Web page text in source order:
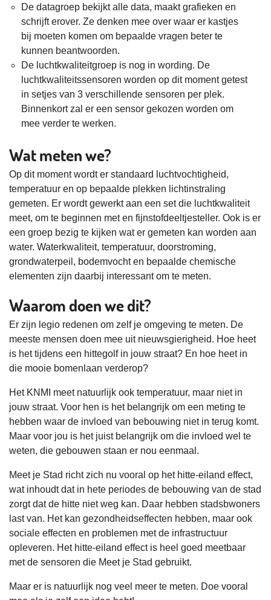
De datagroep bekijkt alle data, maakt grafieken en
schrijft erover. Ze denken mee over waar er kastjes
bij moeten komen om bepaalde vragen beter te
kunnen beantwoorden.
De luchtkwaliteitgroep is nog in wording. De
luchtkwaliteitssensoren worden op dit moment getest
in setjes van 3 verschillende sensoren per plek.
Binnenkort zal er een sensor gekozen worden om
mee verder te werken.
Wat meten we?
Op dit moment wordt er standaard luchtvochtigheid,
temperatuur en op bepaalde plekken lichtinstraling
gemeten. Er wordt gewerkt aan een set die luchtkwaliteit
meet, om te beginnen met en fijnstofdeeltjesteller. Ook is er
een groep bezig te kijken wat er gemeten kan worden aan
water. Waterkwaliteit, temperatuur, doorstroming,
grondwaterpeil, bodemvocht en bepaalde chemische
elementen zijn daarbij interessant om te meten.
Waarom doen we dit?
Er zijn legio redenen om zelf je omgeving te meten. De
meeste mensen doen mee uit nieuwsgierigheid. Hoe heet
is het tijdens een hittegolf in jouw straat? En hoe heet in
die mooie bomenlaan verderop?
Het KNMI meet natuurlijk ook temperatuur, maar niet in
jouw straat. Voor hen is het belangrijk om een meting te
hebben waar de invloed van bebouwing niet in terug komt.
Maar voor jou is het juist belangrijk om die invloed wel te
weten, die gebouwen staan er nou eenmaal.
Meet je Stad richt zich nu vooral op het hitte-eiland effect,
wat inhoudt dat in hete periodes de bebouwing van de stad
zorgt dat de hitte niet weg kan. Daar hebben stadsbwoners
last van. Het kan gezondheidseffecten hebben, maar ook
sociale effecten en problemen met de infrastructuur
opleveren. Het hitte-eiland effect is heel goed meetbaar
met de sensoren die Meet je Stad gebruikt.
Maar er is natuurlijk nog veel meer te meten. Doe vooral